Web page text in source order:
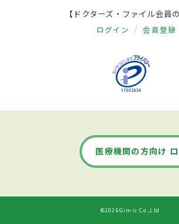
【ドクターズ・ファイル会員の
ログイン 会員登録
医療機関の方向け
©2026Gimic Co.,Ltd.